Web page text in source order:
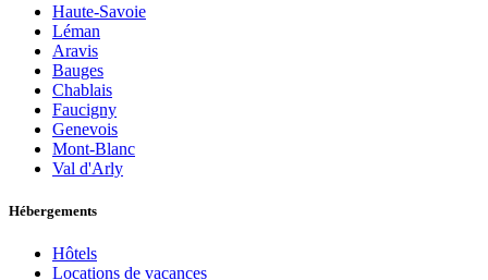
Haute-Savoie
Léman
Aravis
Bauges
Chablais
Faucigny
Genevois
Mont-Blanc
Val d'Arly
Hébergements
Hôtels
Locations de vacances